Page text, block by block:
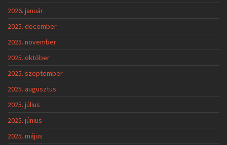
2026. január
2025. december
2025. november
2025. október
2025. szeptember
2025. augusztus
2025. július
2025. június
2025. május